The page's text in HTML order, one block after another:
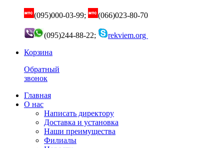
(095)000-03-99; (066)023-80-70
(095)244-88-22;
rekviem.org
Корзина
Обратный
звонок
Главная
О нас
Написать директору
Доставка и установка
Наши преимущества
Филиалы